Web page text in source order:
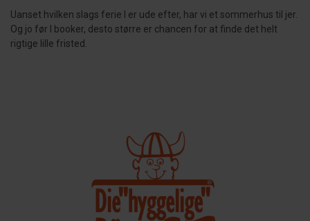
Uanset hvilken slags ferie I er ude efter, har vi et sommerhus til jer.
Og jo før I booker, desto større er chancen for at finde det helt
rigtige lille fristed.